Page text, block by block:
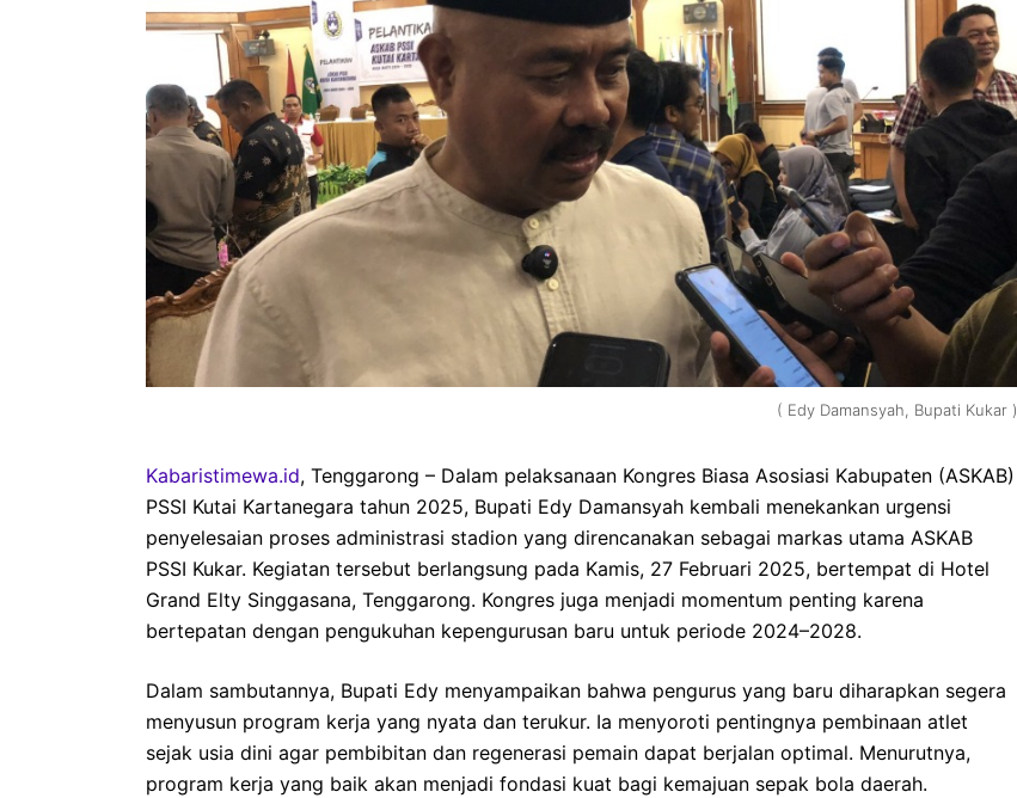
( Edy Damansyah, Bupati Kukar )
Kabaristimewa.id, Tenggarong – Dalam pelaksanaan Kongres Biasa Asosiasi Kabupaten (ASKAB)
PSSI Kutai Kartanegara tahun 2025, Bupati Edy Damansyah kembali menekankan urgensi
penyelesaian proses administrasi stadion yang direncanakan sebagai markas utama ASKAB
PSSI Kukar. Kegiatan tersebut berlangsung pada Kamis, 27 Februari 2025, bertempat di Hotel
Grand Elty Singgasana, Tenggarong. Kongres juga menjadi momentum penting karena
bertepatan dengan pengukuhan kepengurusan baru untuk periode 2024–2028.
Dalam sambutannya, Bupati Edy menyampaikan bahwa pengurus yang baru diharapkan segera
menyusun program kerja yang nyata dan terukur. Ia menyoroti pentingnya pembinaan atlet
sejak usia dini agar pembibitan dan regenerasi pemain dapat berjalan optimal. Menurutnya,
program kerja yang baik akan menjadi fondasi kuat bagi kemajuan sepak bola daerah.